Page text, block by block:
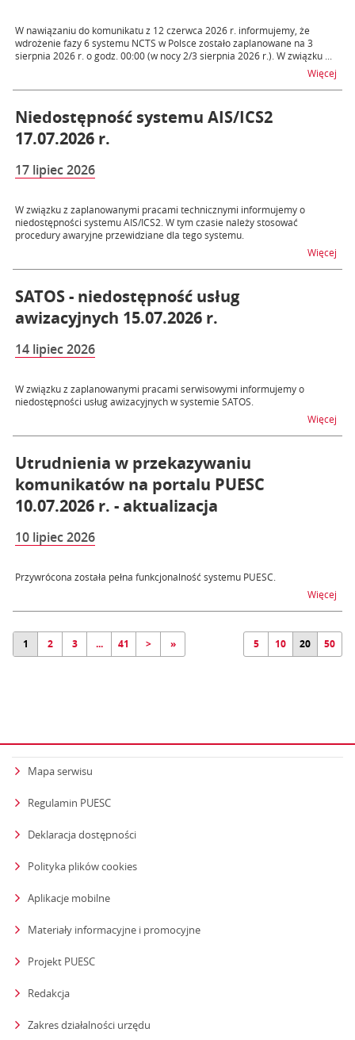
W nawiązaniu do komunikatu z 12 czerwca 2026 r. informujemy, że
wdrożenie fazy 6 systemu NCTS w Polsce zostało zaplanowane na 3
sierpnia 2026 r. o godz. 00:00 (w nocy 2/3 sierpnia 2026 r.). W związku ...
Więcej
Niedostępność systemu AIS/ICS2
17.07.2026 r.
17 lipiec 2026
W związku z zaplanowanymi pracami technicznymi informujemy o
niedostępności systemu AIS/ICS2. W tym czasie należy stosować
procedury awaryjne przewidziane dla tego systemu.
Więcej
SATOS - niedostępność usług
awizacyjnych 15.07.2026 r.
14 lipiec 2026
W związku z zaplanowanymi pracami serwisowymi informujemy o
niedostępności usług awizacyjnych w systemie SATOS.
Więcej
Utrudnienia w przekazywaniu
komunikatów na portalu PUESC
10.07.2026 r. - aktualizacja
10 lipiec 2026
Przywrócona została pełna funkcjonalność systemu PUESC.
Więcej
1 2 3 ... 41 > » 5 10 20 50
Mapa serwisu
Regulamin PUESC
Deklaracja dostępności
Polityka plików cookies
Aplikacje mobilne
Materiały informacyjne i promocyjne
Projekt PUESC
Redakcja
Zakres działalności urzędu